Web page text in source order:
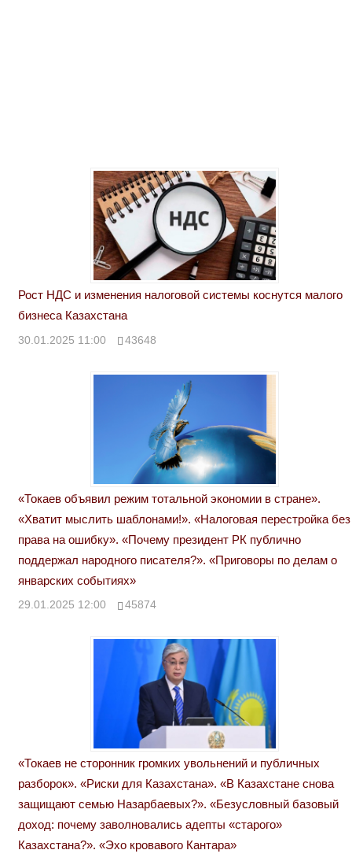
Рост НДС и изменения налоговой системы коснутся малого
бизнеса Казахстана
30.01.2025 11:00 43648
«Токаев объявил режим тотальной экономии в стране».
«Хватит мыслить шаблонами!». «Налоговая перестройка без
права на ошибку». «Почему президент РК публично
поддержал народного писателя?». «Приговоры по делам о
январских событиях»
29.01.2025 12:00 45874
«Токаев не сторонник громких увольнений и публичных
разборок». «Риски для Казахстана». «В Казахстане снова
защищают семью Назарбаевых?». «Безусловный базовый
доход: почему заволновались адепты «старого»
Казахстана?». «Эхо кровавого Кантара»